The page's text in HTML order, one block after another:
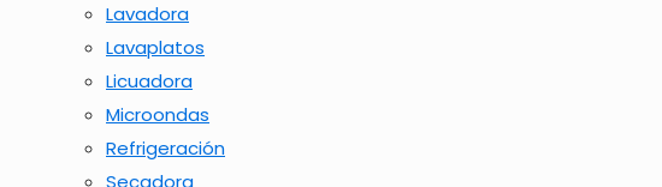
Lavadora
Lavaplatos
Licuadora
Microondas
Refrigeración
Secadora